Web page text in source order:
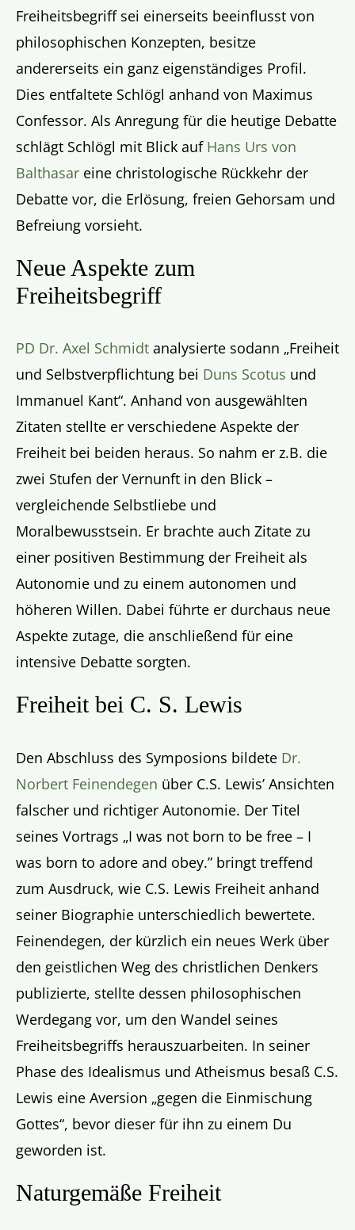
Freiheitsbegriff sei einerseits beeinflusst von
philosophischen Konzepten, besitze
andererseits ein ganz eigenständiges Profil.
Dies entfaltete Schlögl anhand von Maximus
Confessor. Als Anregung für die heutige Debatte
schlägt Schlögl mit Blick auf Hans Urs von
Balthasar eine christologische Rückkehr der
Debatte vor, die Erlösung, freien Gehorsam und
Befreiung vorsieht.
Neue Aspekte zum
Freiheitsbegriff
PD Dr. Axel Schmidt analysierte sodann „Freiheit
und Selbstverpflichtung bei Duns Scotus und
Immanuel Kant“. Anhand von ausgewählten
Zitaten stellte er verschiedene Aspekte der
Freiheit bei beiden heraus. So nahm er z.B. die
zwei Stufen der Vernunft in den Blick –
vergleichende Selbstliebe und
Moralbewusstsein. Er brachte auch Zitate zu
einer positiven Bestimmung der Freiheit als
Autonomie und zu einem autonomen und
höheren Willen. Dabei führte er durchaus neue
Aspekte zutage, die anschließend für eine
intensive Debatte sorgten.
Freiheit bei C. S. Lewis
Den Abschluss des Symposions bildete Dr.
Norbert Feinendegen über C.S. Lewis’ Ansichten
falscher und richtiger Autonomie. Der Titel
seines Vortrags „I was not born to be free – I
was born to adore and obey.” bringt treffend
zum Ausdruck, wie C.S. Lewis Freiheit anhand
seiner Biographie unterschiedlich bewertete.
Feinendegen, der kürzlich ein neues Werk über
den geistlichen Weg des christlichen Denkers
publizierte, stellte dessen philosophischen
Werdegang vor, um den Wandel seines
Freiheitsbegriffs herauszuarbeiten. In seiner
Phase des Idealismus und Atheismus besaß C.S.
Lewis eine Aversion „gegen die Einmischung
Gottes“, bevor dieser für ihn zu einem Du
geworden ist.
Naturgemäße Freiheit